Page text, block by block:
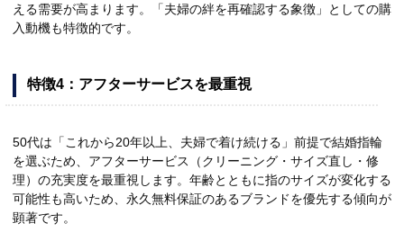
える需要が高まります。「夫婦の絆を再確認する象徴」としての購
入動機も特徴的です。
特徴4：アフターサービスを最重視
50代は「これから20年以上、夫婦で着け続ける」前提で結婚指輪
を選ぶため、アフターサービス（クリーニング・サイズ直し・修
理）の充実度を最重視します。年齢とともに指のサイズが変化する
可能性も高いため、永久無料保証のあるブランドを優先する傾向が
顕著です。